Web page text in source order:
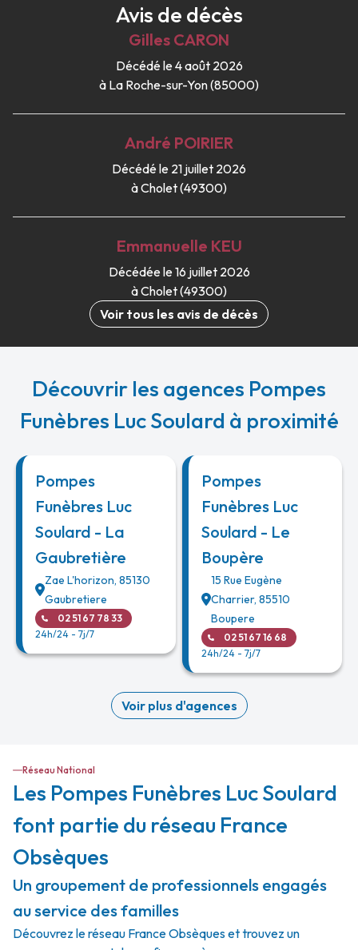
Avis de décès
Gilles CARON
Décédé le 4 août 2026
à La Roche-sur-Yon (85000)
André POIRIER
Décédé le 21 juillet 2026
à Cholet (49300)
Emmanuelle KEU
Décédée le 16 juillet 2026
à Cholet (49300)
Voir tous les avis de décès
Découvrir les agences Pompes
Funèbres Luc Soulard à proximité
Pompes
Funèbres Luc
Soulard - La
Gaubretière
Zae L'horizon, 85130
Gaubretiere
02 51 67 78 33
24h/24 - 7j/7
Pompes
Funèbres Luc
Soulard - Le
Boupère
15 Rue Eugène
Charrier, 85510
Boupere
02 51 67 16 68
24h/24 - 7j/7
Voir plus d'agences
Réseau National
Les Pompes Funèbres Luc Soulard
font partie du réseau France
Obsèques
Un groupement de professionnels engagés
au service des familles
Découvrez le réseau France Obsèques et trouvez un